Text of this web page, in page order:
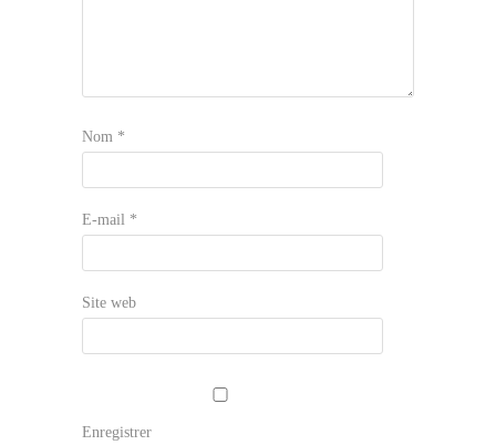
Nom *
E-mail *
Site web
Enregistrer